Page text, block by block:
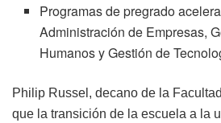
Programas de pregrado
Administración de Empresas,
Humanos y Gestión de
Philip Russel, decano de la
que la transición de la escuela a la